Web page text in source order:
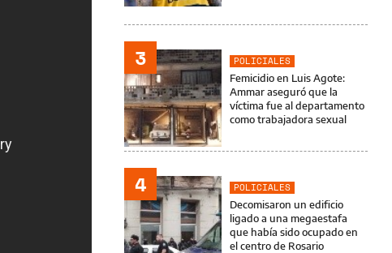
3
POLICIALES
Femicidio en Luis Agote:
Ammar aseguró que la
víctima fue al departamento
como trabajadora sexual
4
POLICIALES
Decomisaron un edificio
ligado a una megaestafa
que había sido ocupado en
el centro de Rosario